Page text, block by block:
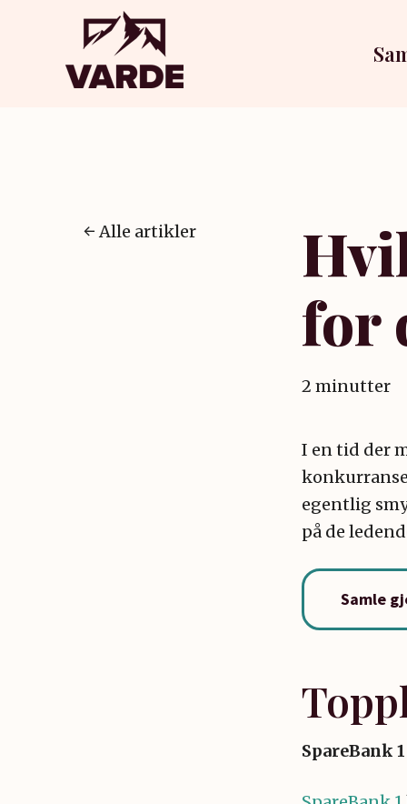
Alle artikler
for
2 minutter
I en tid der
egentlig
på de
Samle
SpareBank